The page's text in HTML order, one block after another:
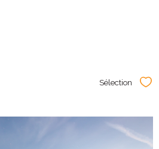
Sélection